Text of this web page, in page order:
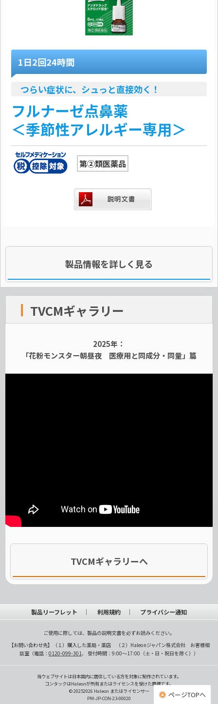
1日2回24時間
つらい症状に、シュっと直接効く！
フルナーゼ点鼻薬
＜季節性アレルギー専用＞
第②類医薬品
製品情報を詳しく見る
TVCMギャラリー
2025年：
「花粉モンスター朝昼夜 医療用と同成分・同量」篇
TVCMギャラリーへ
製品リーフレット 利用規約 プライバシー通知
ご使用に際しては、製品の説明文書を必ずお読みください。
【お問い合わせ先】（１）購入した薬局・薬店 （２）Haleonジャパン株式会社 お客様相
談室（電話： 0120-099-301、 受付時間：9:00～17:00（土・日・祝日を除く））
当ウェブサイトは日本国内に居住している方を対象に制作されています。
コンタックはHaleonが所有またはライセンスを受けた商標です。
©20252026 Haleon またはライセンサー
PM-JP-CON-23-00020
ページTOPへ